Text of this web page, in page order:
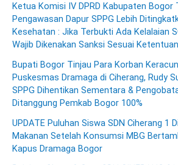
Ketua Komisi IV DPRD Kabupaten Bogor
Pengawasan Dapur SPPG Lebih
Kesehatan : Jika Terbukti Ada Kelalaian
Wajib Dikenakan Sanksi Sesuai
Bupati Bogor Tinjau Para Korban
Puskesmas Dramaga di Ciherang, Rudy
SPPG Dihentikan Sementara &
Ditanggung Pemkab Bogor 100%
UPDATE Puluhan Siswa SDN Ciherang 1
Makanan Setelah Konsumsi MBG
Kapus Dramaga Bogor